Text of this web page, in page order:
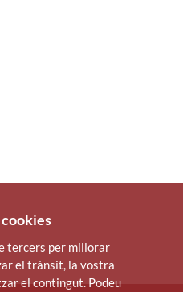
tercers per millorar
el trànsit, la vostra
el contingut. Podeu